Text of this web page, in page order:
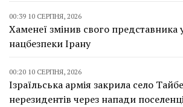
00:39 10 СЕРПНЯ, 2026
Хаменеї змінив свого представника
нацбезпеки Ірану
00:20 10 СЕРПНЯ, 2026
Ізраїльська армія закрила село
нерезидентів через напади